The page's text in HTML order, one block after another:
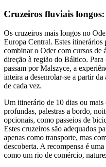
Cruzeiros fluviais
Os cruzeiros mais longos no
Europa Central. Estes itinerários
combinar o Oder com cursos de
direção à região do Báltico. Para
passam por Malszyce, a
inteira a desenrolar-se a partir
de cada vez.
Um itinerário de 10 dias ou mais
profundas, palestras a bordo,
opcionais, como passeios de
Estes cruzeiros são adequados
apenas como transporte, mas
descoberta. A recompensa é
como um rio de comércio,